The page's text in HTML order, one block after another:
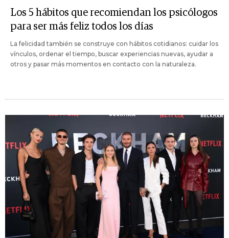
Los 5 hábitos que recomiendan los psicólogos
para ser más feliz todos los días
La felicidad también se construye con hábitos cotidianos: cuidar los
vínculos, ordenar el tiempo, buscar experiencias nuevas, ayudar a
otros y pasar más momentos en contacto con la naturaleza.